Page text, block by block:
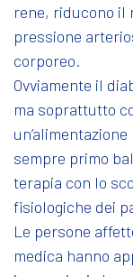
rene, riducono il
pressione
corporeo.
Ovviamente il
ma soprattutto
sempre primo
terapia con lo
fisiologiche dei
Le persone
medica hanno